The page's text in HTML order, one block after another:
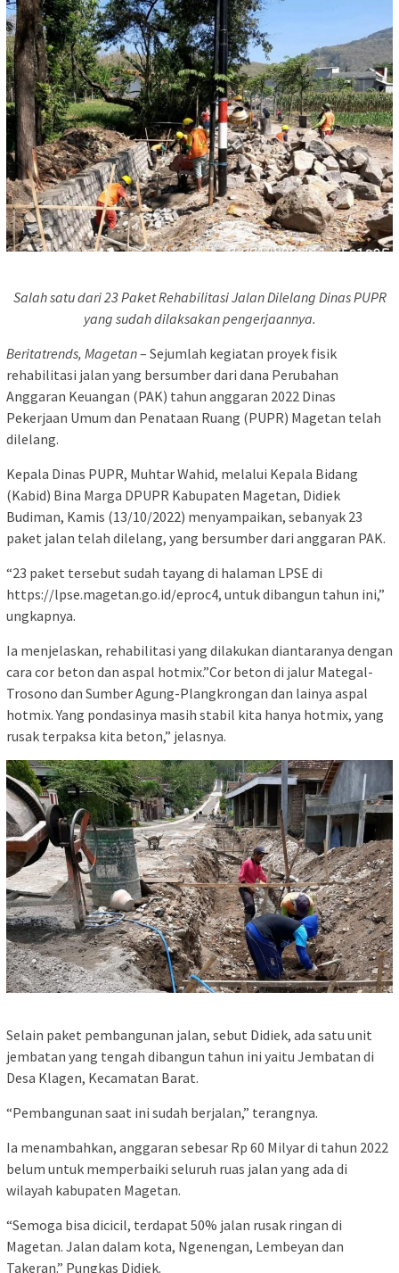
Salah satu dari 23 Paket Rehabilitasi Jalan Dilelang Dinas PUPR
yang sudah dilaksakan pengerjaannya.
Beritatrends, Magetan– Sejumlah kegiatan proyek fisik
rehabilitasi jalan yang bersumber dari dana Perubahan
Anggaran Keuangan (PAK) tahun anggaran 2022 Dinas
Pekerjaan Umum dan Penataan Ruang (PUPR) Magetan telah
dilelang.
Kepala Dinas PUPR, Muhtar Wahid, melalui Kepala Bidang
(Kabid) Bina Marga DPUPR Kabupaten Magetan, Didiek
Budiman, Kamis (13/10/2022) menyampaikan, sebanyak 23
paket jalan telah dilelang, yang bersumber dari anggaran PAK.
“23 paket tersebut sudah tayang di halaman LPSE di
https://lpse.magetan.go.id/eproc4, untuk dibangun tahun ini,”
ungkapnya.
Ia menjelaskan, rehabilitasi yang dilakukan diantaranya dengan
cara cor beton dan aspal hotmix.”Cor beton di jalur Mategal-
Trosono dan Sumber Agung-Plangkrongan dan lainya aspal
hotmix. Yang pondasinya masih stabil kita hanya hotmix, yang
rusak terpaksa kita beton,” jelasnya.
Selain paket pembangunan jalan, sebut Didiek, ada satu unit
jembatan yang tengah dibangun tahun ini yaitu Jembatan di
Desa Klagen, Kecamatan Barat.
“Pembangunan saat ini sudah berjalan,” terangnya.
Ia menambahkan, anggaran sebesar Rp 60 Milyar di tahun 2022
belum untuk memperbaiki seluruh ruas jalan yang ada di
wilayah kabupaten Magetan.
“Semoga bisa dicicil, terdapat 50% jalan rusak ringan di
Magetan. Jalan dalam kota, Ngenengan, Lembeyan dan
Takeran.” Pungkas Didiek.